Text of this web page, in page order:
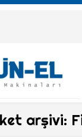
arşivi: